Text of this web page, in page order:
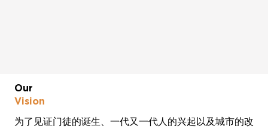
Our
Vision
为了见证门徒的诞生、一代又一代人的兴起以及城市的改